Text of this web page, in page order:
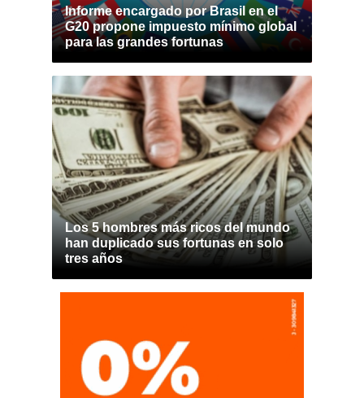
Informe encargado por Brasil en el
G20 propone impuesto mínimo global
para las grandes fortunas
Los 5 hombres más ricos del mundo
han duplicado sus fortunas en solo
tres años